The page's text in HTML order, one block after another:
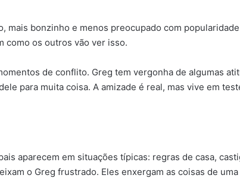
mais bonzinho e menos preocupado com
como os outros vão ver isso.
de conflito. Greg tem vergonha de algumas
para muita coisa. A amizade é real, mas vive em
aparecem em situações típicas: regras de casa,
o Greg frustrado. Eles enxergam as coisas de